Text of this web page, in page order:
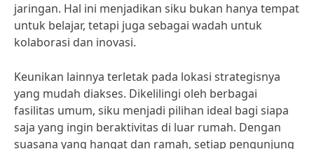
jaringan. Hal ini menjadikan siku bukan hanya tempat
untuk belajar, tetapi juga sebagai wadah untuk
kolaborasi dan inovasi.
Keunikan lainnya terletak pada lokasi strategisnya
yang mudah diakses. Dikelilingi oleh berbagai
fasilitas umum, siku menjadi pilihan ideal bagi siapa
saja yang ingin beraktivitas di luar rumah. Dengan
suasana yang hangat dan ramah, setiap pengunjung